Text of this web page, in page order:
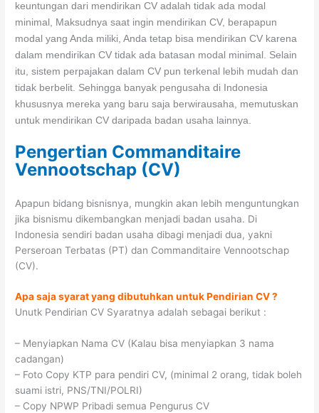
keuntungan dari mendirikan CV adalah tidak ada modal
minimal,
Maksudnya saat ingin mendirikan CV, berapapun
modal yang Anda miliki, Anda tetap bisa mendirikan CV karena
dalam mendirikan CV tidak ada batasan modal minimal. Selain
itu, sistem perpajakan dalam CV pun terkenal lebih mudah dan
tidak berbelit. Sehingga banyak pengusaha di Indonesia
khususnya mereka yang baru saja berwirausaha, memutuskan
untuk mendirikan CV daripada badan usaha lainnya.
Pengertian Commanditaire
Vennootschap (CV)
Apapun bidang bisnisnya, mungkin akan lebih menguntungkan
jika bisnismu dikembangkan menjadi badan usaha. Di
Indonesia sendiri badan usaha dibagi menjadi dua, yakni
Perseroan Terbatas (PT) dan Commanditaire Vennootschap
(CV).
Apa saja syarat yang dibutuhkan untuk Pendirian CV ?
Unutk Pendirian CV Syaratnya adalah sebagai berikut :
– Menyiapkan Nama CV (Kalau bisa menyiapkan 3 nama
cadangan)
– Foto Copy KTP para pendiri CV, (minimal 2 orang, tidak boleh
suami istri, PNS/TNI/POLRI)
– Copy NPWP Pribadi semua Pengurus CV